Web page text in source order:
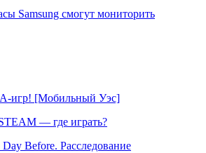
Samsung смогут мониторить
игр! [Мобильный Уэс]
— где играть?
Before. Расследование